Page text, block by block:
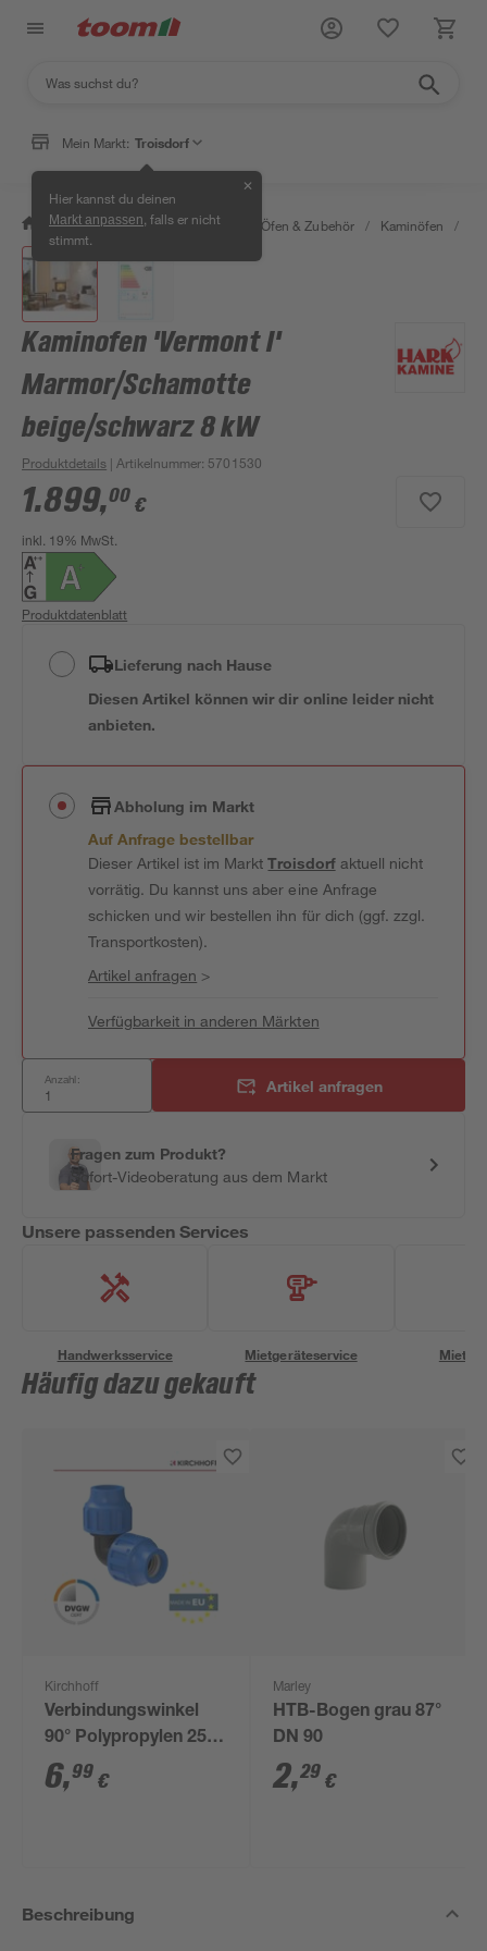
Mein Markt: Troisdorf
Hier kannst du deinen
Markt anpassen , falls er nicht
stimmt.
✕
/ Bauen & Renovieren / Kamine, Öfen & Zubehör / Kaminöfen /
Kaminofen 'Vermont I'
Marmor/Schamotte
beige/schwarz 8 kW
Produktdetails | Artikelnummer: 5701530
1.899,00 €
inkl. 19% MwSt.
Produktdatenblatt
Lieferung nach Hause
Diesen Artikel können wir dir online leider nicht
anbieten.
Abholung im Markt
Auf Anfrage bestellbar
Dieser Artikel ist im MarktTroisdorfaktuell nicht
vorrätig. Du kannst uns aber eine Anfrage
schicken und wir bestellen ihn für dich (ggf. zzgl.
Transportkosten).
Artikel anfragen >
Verfügbarkeit in anderen Märkten
Anzahl: Artikel anfragen
Fragen zum Produkt?
Sofort-Videoberatung aus dem Markt
Unsere passenden Services
Handwerksservice Mietgeräteservice
Häufig dazu gekauft
Kirchhoff
Verbindungswinkel
90° Polypropylen 25 x
25 mm
6,99 €
Marley
HTB-Bogen grau 87°
DN 90
2,29 €
Beschreibung